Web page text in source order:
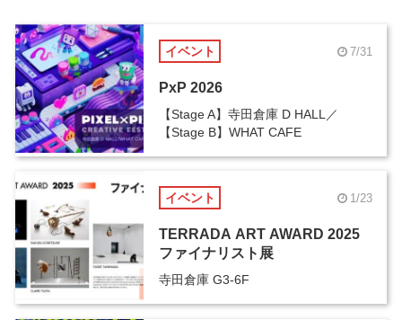
イベント 7/31
PxP 2026
【Stage A】寺田倉庫 D HALL／
【Stage B】WHAT CAFE
イベント 1/23
TERRADA ART AWARD 2025
ファイナリスト展
寺田倉庫 G3-6F